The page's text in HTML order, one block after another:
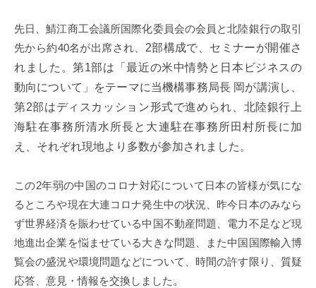
先日、鯖江商工会議所国際化委員会の会員と北陸銀行の取引
先から約40名が出席され、 2部構成で、セミナーが開催さ
れました。第1部は「最近の米中情勢と日本ビジネスの
動向について」をテーマに当機構事務局長 岡が講演し、
第2部はディスカッション形式で進められ、北陸銀行上
海駐在事務所清水所長と大連駐在事務所田村所長に加
え、それぞれ現地より多数が参加されました。
この2年弱の中国のコロナ対応について日本の皆様が気にな
るところや現在大連コロナ発生中の状況、昨今日本のみなら
ず世界経済を賑わせている中国不動産問題、電力不足など現
地進出企業を悩ませている大きな問題、また中国国際輸入博
覧会の盛況や環境問題などについて、時間の許す限り、質疑
応答、意見・情報を交換しました。